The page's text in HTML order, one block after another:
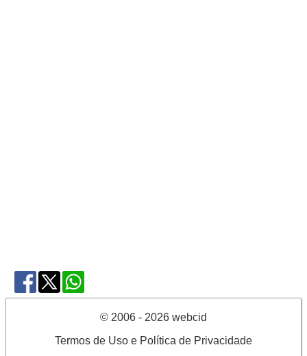
© 2006 - 2026 webcid
Termos de Uso e Política de Privacidade